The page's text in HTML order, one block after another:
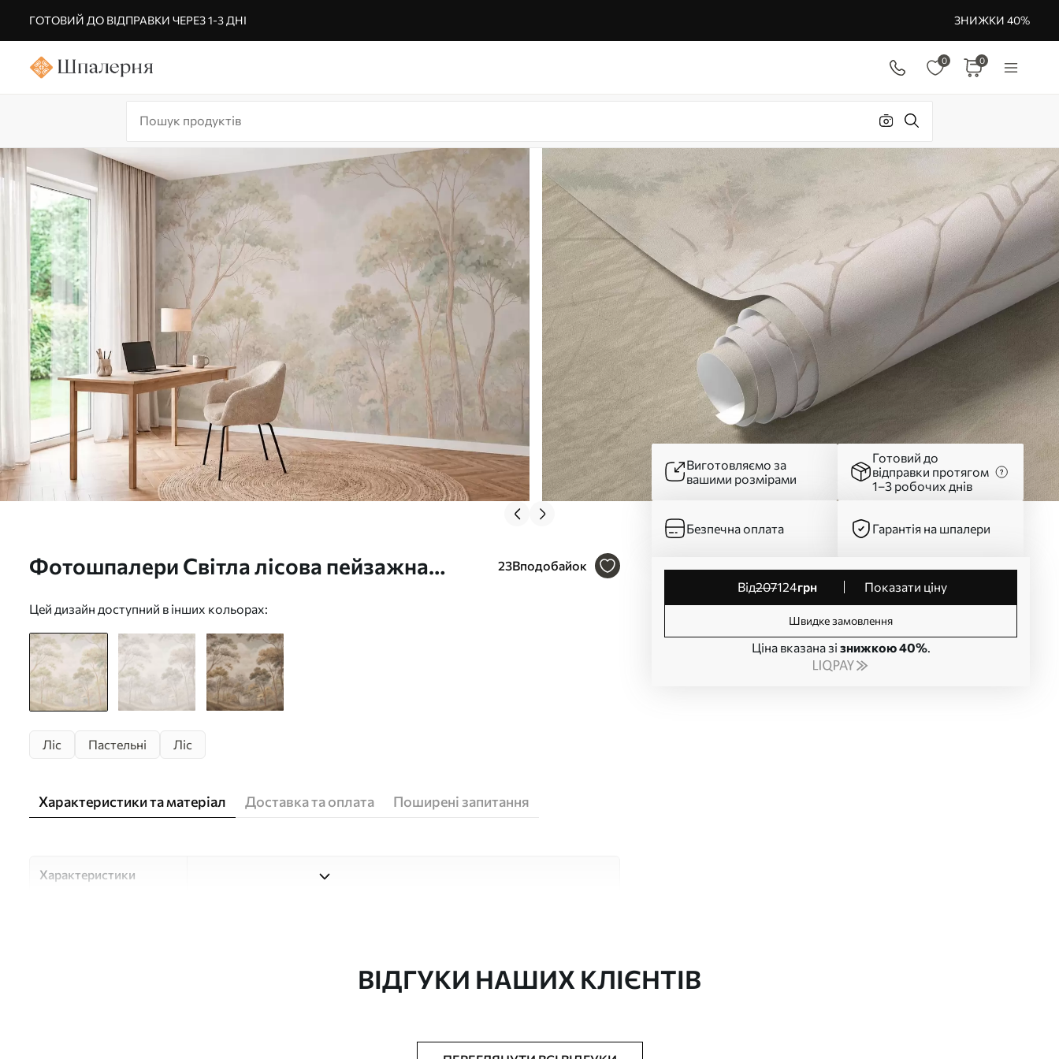
ГОТОВИЙ ДО ВІДПРАВКИ ЧЕРЕЗ 1-3 ДНІ ЗНИЖКИ 40%
0 0
Фотошпалери Світла лісова пейзажна
23Вподобайок
Цей дизайн доступний в інших кольорах:
Виготовляємо за
вашими розмірами
Готовий до
відправки протягом
1–3 робочих днів
Безпечна оплата Гарантія на шпалери
від207124грн Показати ціну
Швидке замовлення
Ціна вказана зі знижкою 40%.
Ліс Пастельні Ліс
Характеристики та матеріал Доставка та оплата Поширені запитання
Характеристики
ВІДГУКИ НАШИХ КЛІЄНТІВ